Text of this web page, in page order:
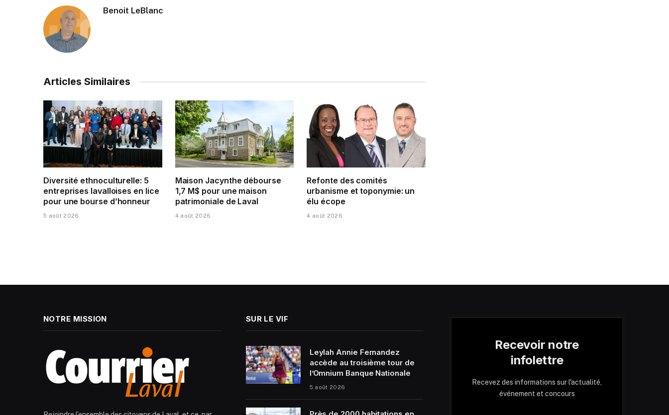
Benoit LeBlanc
Articles Similaires
Diversité ethnoculturelle: 5
entreprises lavalloises en lice
pour une bourse d’honneur
5 août 2026
Maison Jacynthe débourse
1,7 M$ pour une maison
patrimoniale de Laval
4 août 2026
Refonte des comités
urbanisme et toponymie: un
élu écope
4 août 2026
NOTRE MISSION SUR LE VIF
Leylah Annie Fernandez
accède au troisième tour de
l’Omnium Banque Nationale
5 août 2026
Recevoir notre
infolettre
Recevez des informations sur l'actualité,
événement et concours